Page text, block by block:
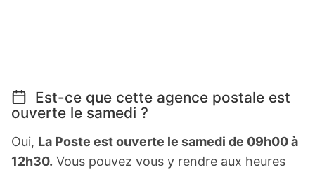
Est-ce que cette agence postale est
ouverte le samedi ?
Oui, La Poste est ouverte le samedi de 09h00 à
12h30. Vous pouvez vous y rendre aux heures